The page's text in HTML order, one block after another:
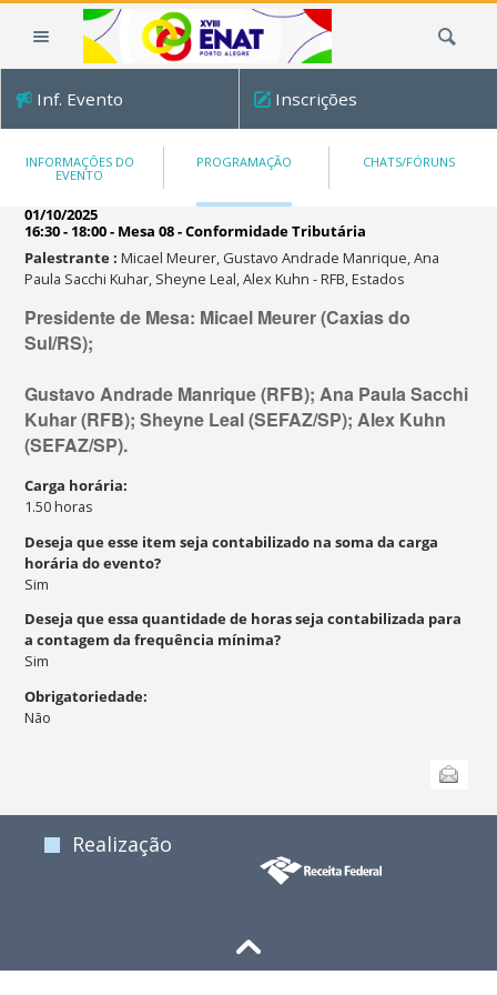
Inf. Evento Inscrições
INFORMAÇÕES DO
EVENTO
PROGRAMAÇÃO CHATS/FÓRUNS
01/10/2025
16:30 - 18:00- Mesa 08 - Conformidade Tributária
Palestrante: Micael Meurer, Gustavo Andrade Manrique, Ana
Paula Sacchi Kuhar, Sheyne Leal, Alex Kuhn-RFB, Estados
Presidente de Mesa: Micael Meurer (Caxias do
Sul/RS);
Gustavo Andrade Manrique (RFB); Ana Paula Sacchi
Kuhar (RFB); Sheyne Leal (SEFAZ/SP); Alex Kuhn
(SEFAZ/SP).
Carga horária:
1.50horas
Deseja que esse item seja contabilizado na soma da carga
horária do evento?
Sim
Deseja que essa quantidade de horas seja contabilizada para
a contagem da frequência mínima?
Sim
Obrigatoriedade:
Não
Realização